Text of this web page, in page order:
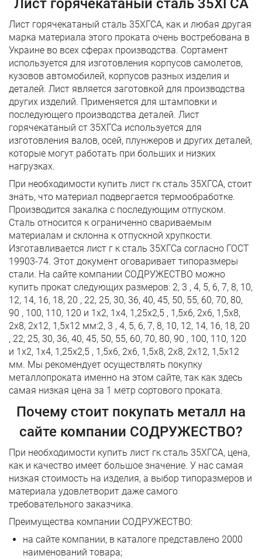
Лист горячекатаный сталь 35ХГСА
Лист горячекатаный сталь 35ХГСА, как и любая другая
марка материала этого проката очень востребована в
Украине во всех сферах производства. Сортамент
используется для изготовления корпусов самолетов,
кузовов автомобилей, корпусов разных изделия и
деталей. Лист является заготовкой для производства
других изделий. Применяется для штамповки и
последующего производства деталей. Лист
горячекатаный ст 35ХГСа используется для
изготовления валов, осей, плунжеров и других деталей,
которые могут работать при больших и низких
нагрузках.
При необходимости купить лист гк сталь 35ХГСА, стоит
знать, что материал подвергается термообработке.
Производится закалка с последующим отпуском.
Сталь относится к ограниченно свариваемым
материалам и склонна к отпускной хрупкости.
Изготавливается лист г к сталь 35ХГСа согласно ГОСТ
19903-74. Этот документ оговаривает типоразмеры
стали. На сайте компании СОДРУЖЕСТВО можно
купить прокат следующих размеров: 2, 3 , 4, 5, 6, 7, 8, 10,
12, 14, 16, 18, 20 , 22, 25, 30, 36, 40, 45, 50, 55, 60, 70, 80,
90 , 100, 110, 120 и 1х2, 1х4, 1,25х2,5 , 1,5х6, 2х6, 1,5х8,
2х8, 2х12, 1,5х12 мм:2, 3 , 4, 5, 6, 7, 8, 10, 12, 14, 16, 18, 20
, 22, 25, 30, 36, 40, 45, 50, 55, 60, 70, 80, 90 , 100, 110, 120
и 1х2, 1х4, 1,25х2,5 , 1,5х6, 2х6, 1,5х8, 2х8, 2х12, 1,5х12
мм. Мы рекомендует осуществлять покупку
металлопроката именно на этом сайте, так как здесь
самая низкая цена за 1 метр сортового проката.
Почему стоит покупать металл на
сайте компании СОДРУЖЕСТВО?
При необходимости купить лист гк сталь 35ХГСА, цена,
как и качество имеет большое значение. У нас самая
низкая стоимость на изделия, а выбор типоразмеров и
материала удовлетворит даже самого
требовательного заказчика.
Преимущества компании СОДРУЖЕСТВО:
на сайте компании, в каталоге представлено 2000
наименований товара;